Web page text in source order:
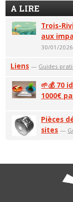
A LIRE
Trois-
aux
30/01/2026
Liens — Guides
🌱💰 70
1000€
Pièces
sites —